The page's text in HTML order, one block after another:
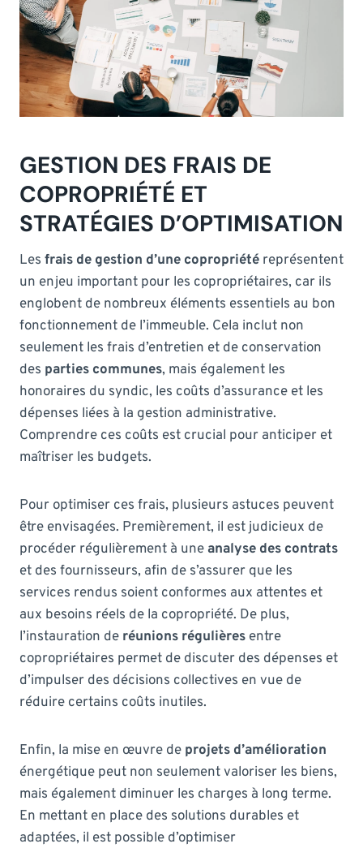
GESTION DES FRAIS DE
COPROPRIÉTÉ ET
STRATÉGIES D’OPTIMISATION
Les frais de gestion d’une copropriété représentent
un enjeu important pour les copropriétaires, car ils
englobent de nombreux éléments essentiels au bon
fonctionnement de l’immeuble. Cela inclut non
seulement les frais d’entretien et de conservation
des parties communes, mais également les
honoraires du syndic, les coûts d’assurance et les
dépenses liées à la gestion administrative.
Comprendre ces coûts est crucial pour anticiper et
maîtriser les budgets.
Pour optimiser ces frais, plusieurs astuces peuvent
être envisagées. Premièrement, il est judicieux de
procéder régulièrement à uneanalyse des contrats
et des fournisseurs, afin de s’assurer que les
services rendus soient conformes aux attentes et
aux besoins réels de la copropriété. De plus,
l’instauration de réunions régulières entre
copropriétaires permet de discuter des dépenses et
d’impulser des décisions collectives en vue de
réduire certains coûts inutiles.
Enfin, la mise en œuvre de projets d’amélioration
énergétique peut non seulement valoriser les biens,
mais également diminuer les charges à long terme.
En mettant en place des solutions durables et
adaptées, il est possible d’optimiser